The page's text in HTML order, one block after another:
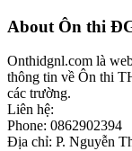
Footer
About Ôn thi
Onthidgnl.com là
thông tin về Ôn thi
các trường.
Liên hệ:
Phone: 0862902394
Địa chỉ: P. Nguyễn